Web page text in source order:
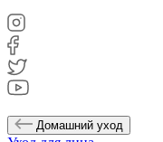
Домашний уход